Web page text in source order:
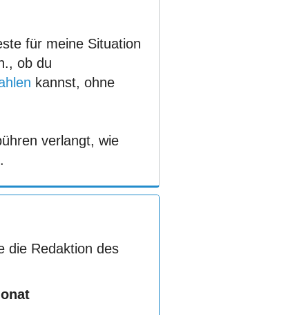
für meine Situation
ob du
kannst, ohne
verlangt, wie
die Redaktion des